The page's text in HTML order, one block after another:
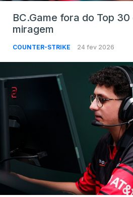
BC.Game fora do Top
miragem
COUNTER-STRIKE 24 fev 2026